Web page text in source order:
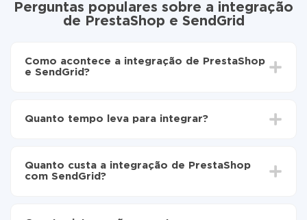
Perguntas populares sobre a integração
de PrestaShop e SendGrid
Como acontece a integração de PrestaShop
e SendGrid?
SendGrid
automaticamente de PrestaShop para SendGrid
Quanto tempo leva para integrar?
30 minutos. Em média, a configuração leva de 10 a 15
minutos.
Quanto custa a integração de PrestaShop
com SendGrid?